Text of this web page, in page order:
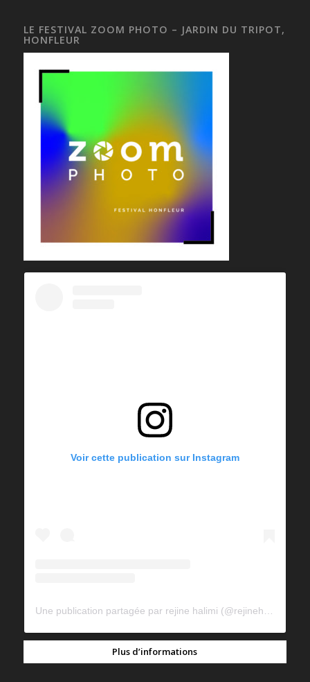
LE FESTIVAL ZOOM PHOTO – JARDIN DU TRIPOT,
HONFLEUR
Voir cette publication sur Instagram
Plus d’informations